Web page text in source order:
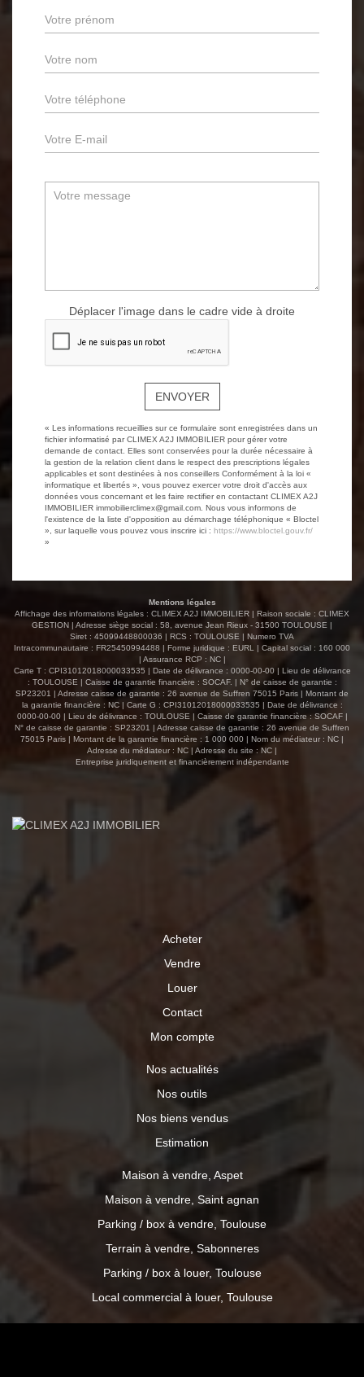
Déplacer l'image dans le cadre vide à droite
ENVOYER
« Les informations recueillies sur ce formulaire sont enregistrées dans un
fichier informatisé par CLIMEX A2J IMMOBILIER pour gérer votre
demande de contact. Elles sont conservées pour la durée nécessaire à
la gestion de la relation client dans le respect des prescriptions légales
applicables et sont destinées à nos conseillers Conformément à la loi «
informatique et libertés », vous pouvez exercer votre droit d'accès aux
données vous concernant et les faire rectifier en contactant CLIMEX A2J
IMMOBILIER immobilierclimex@gmail.com. Nous vous informons de
l'existence de la liste d'opposition au démarchage téléphonique « Bloctel
», sur laquelle vous pouvez vous inscrire ici : https://www.bloctel.gouv.fr/
»
Mentions légales
Affichage des informations légales : CLIMEX A2J IMMOBILIER | Raison sociale : CLIMEX
GESTION | Adresse siège social : 58, avenue Jean Rieux - 31500 TOULOUSE |
Siret : 45099448800036 | RCS : TOULOUSE | Numero TVA
Intracommunautaire : FR25450994488 | Forme juridique : EURL | Capital social : 160 000
| Assurance RCP : NC |
Carte T : CPI31012018000033535 | Date de délivrance : 0000-00-00 | Lieu de délivrance
: TOULOUSE | Caisse de garantie financière : SOCAF. | N° de caisse de garantie :
SP23201 | Adresse caisse de garantie : 26 avenue de Suffren 75015 Paris | Montant de
la garantie financière : NC | Carte G : CPI31012018000033535 | Date de délivrance :
0000-00-00 | Lieu de délivrance : TOULOUSE | Caisse de garantie financière : SOCAF |
N° de caisse de garantie : SP23201 | Adresse caisse de garantie : 26 avenue de Suffren
75015 Paris | Montant de la garantie financière : 1 000 000 | Nom du médiateur : NC |
Adresse du médiateur : NC | Adresse du site : NC |
Entreprise juridiquement et financièrement indépendante
Acheter
Vendre
Louer
Contact
Mon compte
Nos actualités
Nos outils
Nos biens vendus
Estimation
Maison à vendre, Aspet
Maison à vendre, Saint agnan
Parking / box à vendre, Toulouse
Terrain à vendre, Sabonneres
Parking / box à louer, Toulouse
Local commercial à louer, Toulouse